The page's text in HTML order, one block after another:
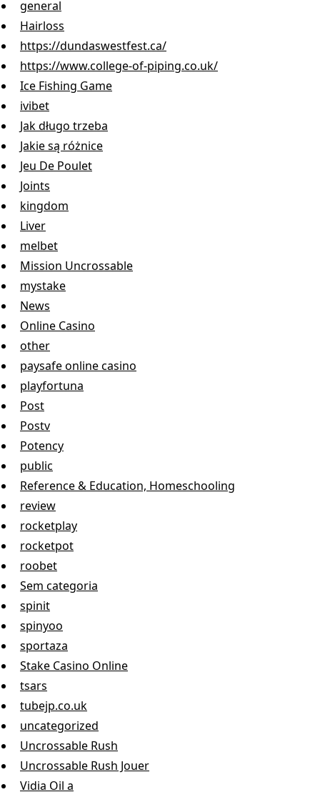
general
Hairloss
https://dundaswestfest.ca/
https://www.college-of-piping.co.uk/
Ice Fishing Game
ivibet
Jak długo trzeba
Jakie są różnice
Jeu De Poulet
Joints
kingdom
Liver
melbet
Mission Uncrossable
mystake
News
Online Casino
other
paysafe online casino
playfortuna
Post
Postv
Potency
public
Reference & Education, Homeschooling
review
rocketplay
rocketpot
roobet
Sem categoria
spinit
spinyoo
sportaza
Stake Casino Online
tsars
tubejp.co.uk
uncategorized
Uncrossable Rush
Uncrossable Rush Jouer
Vidia Oil a